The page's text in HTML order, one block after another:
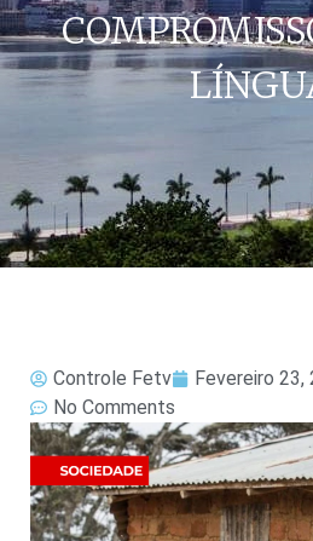
Controle Fetv Fevereiro 23,
No Comments